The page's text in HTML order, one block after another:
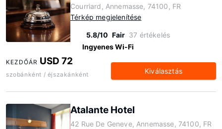
Courriard, Annemasse, 74100, FR
Térkép megjelenítése
5.8/10 Fair 37 értékelés
Ingyenes Wi-Fi
KEZDŐÁR USD 72
szobánként / éjszakánként Kiválasztás
Atalante Hotel
42 Rue De Geneve, Annemasse, 74100, FR